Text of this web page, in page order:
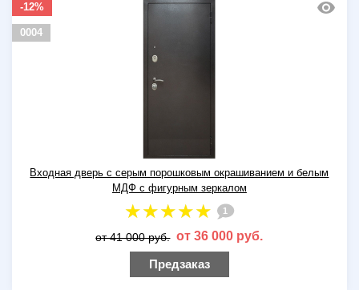
-12%
0004
Входная дверь с серым порошковым окрашиванием и белым
МДФ с фигурным зеркалом
1
от 41 000 руб. от 36 000 руб.
Предзаказ